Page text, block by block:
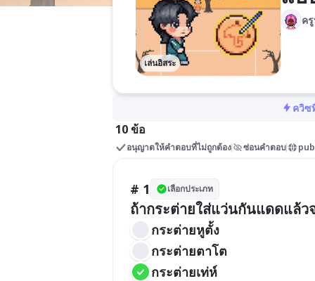
เล่นอิสระ
ครู
ควิซ
10 ข้อ
อนุญาตให้คำตอบที่ไม่ถูกต้อง ซ่อนคำตอบ
# 1 เลือกประเภท
ถ้ากระต่ายใส่แว่นกันแดดแล้ว
กระต่ายหูตั้ง
กระต่ายตาโต
กระต่ายเท่ห์